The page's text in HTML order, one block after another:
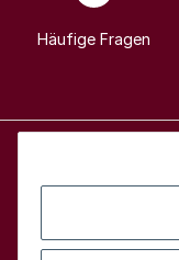
Häufige Fragen